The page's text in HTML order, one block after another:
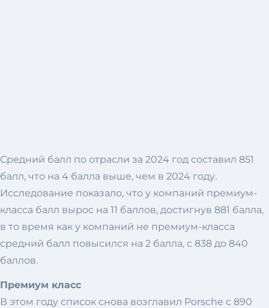
Средний балл по отрасли за 2024 год составил 851
балл, что на 4 балла выше, чем в 2024 году.
Исследование показало, что у компаний премиум-
класса балл вырос на 11 баллов, достигнув 881 балла,
в то время как у компаний не премиум-класса
средний балл повысился на 2 балла, с 838 до 840
баллов.
Премиум класс
В этом году список снова возглавил Porsche с 890